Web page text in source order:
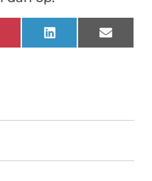
LinkedIn Email